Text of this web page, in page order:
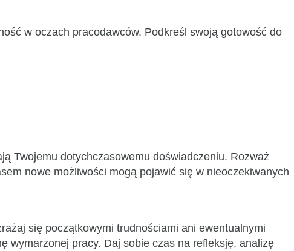
w oczach pracodawców. Podkreśl swoją gotowość do
Twojemu dotychczasowemu doświadczeniu. Rozważ
nowe możliwości mogą pojawić się w nieoczekiwanych
się początkowymi trudnościami ani ewentualnymi
wymarzonej pracy. Daj sobie czas na refleksję, analizę